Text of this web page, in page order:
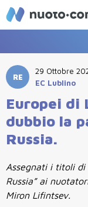
RE
29 Ottobre
EC Lublino
Europei di
dubbio la
Russia.
Assegnati i titoli di
Russia” ai
Miron Lifintsev.